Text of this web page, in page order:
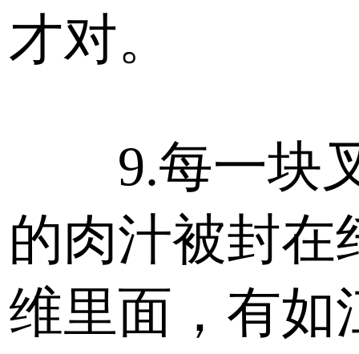
才对。
9.每一块
的肉汁被封在
维里面，有如